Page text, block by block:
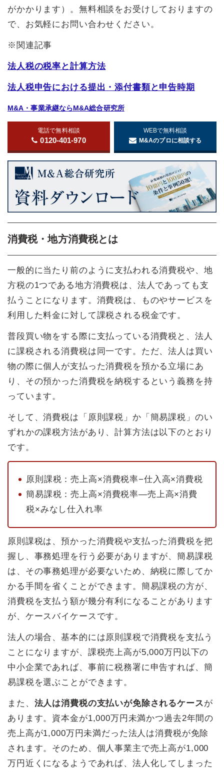
がかかります）。無料相談をお受けしておりますの
で、お気軽にお問い合わせください。
※関連記事
法人税の税率と計算方法
法人税申告における提出・添付書類と申告時期
M&A・事業承継ならM&A総合研究所
電話で無料相談
0120-401-970
WEBで無料相談
M&Aのプロに相談する
消費税・地方消費税とは
一般的に当たり前のように支払われる消費税や、地
方税の1つである地方消費税は、法人であっても支
払うことになります。消費税は、ものやサービスを
利用した料金に対して課税される税金です。
普段買い物をする際に支払っている消費税と、法人
に課税される消費税は同一です。ただ、法人は買い
物の際に個人が支払った消費税を預かる立場にあ
り、その預かった消費税を納税するという義務を持
っています。
そして、消費税は「原則課税」か「簡易課税」のい
ずれかの課税方法があり、計算方法は以下のとおり
です。
原則課税：売上高×消費税率−仕入高×消費税
簡易課税：売上高×消費税率―売上高×消費
税×みなし仕入れ率
原則課税は、預かった消費税や支払った消費税を把
握し、事務処理を行う必要がありますが、簡易課税
は、その事務処理が必要ないため、納税に際してか
かる手間を省くことができます。簡易課税の方が、
消費税を支払う額が幾分有利になることがあります
が、ケースバイケースです。
法人の場合、基本的には原則課税で消費税を支払う
ことになりますが、課税売上高が5,000万円以下の
中小企業であれば、事前に税務署に申告すれば、簡
易課税を選ぶことができます。
また、 法人は消費税の支払いが免除されるケースが
あります。資本金が1,000万円未満かつ過去2年間の
売上高が1,000万円未満だった法人は消費税が免除
されます。そのため、個人事業主で売上高が1,000
万円近くになるようであれば、法人化してしまった